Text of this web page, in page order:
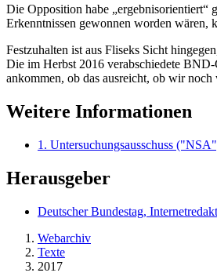
Die Opposition habe „ergebnisorientiert“
Erkenntnissen gewonnen worden wären,
Festzuhalten ist aus Fliseks Sicht
Die im Herbst 2016 verabschiedete
ankommen, ob das ausreicht, ob wir
Weitere Informationen
1. Untersuchungsausschuss
Herausgeber
Deutscher Bundestag,
Webarchiv
Texte
2017